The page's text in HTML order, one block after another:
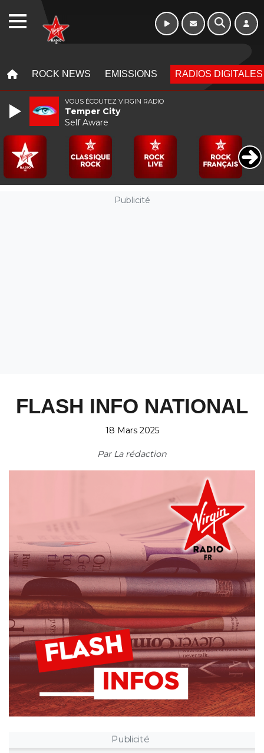
ROCK NEWS EMISSIONS RADIOS DIGITALES
Publicité
FLASH INFO NATIONAL
18 Mars 2025
Par La rédaction
Publicité
VOUS ÉCOUTEZ VIRGIN RADIO
Temper City
Self Aware
WEBRADIO 16h - 20h